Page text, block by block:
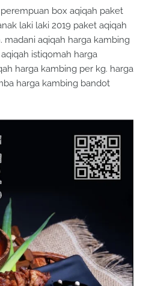
box aqiqah paket
laki laki 2019 paket aqiqah
madani aqiqah harga kambing
istiqomah harga
harga kambing per kg. harga
harga kambing bandot